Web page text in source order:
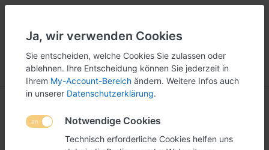
Menü Anmelden Vergleichen Wunschliste Warenkorb
Ja, wir verwenden Cookies
Sie entscheiden, welche Cookies Sie zulassen oder
ablehnen. Ihre Entscheidung können Sie jederzeit in
Ihrem My-Account-Bereich ändern. Weitere Infos auch
in unserer Datenschutzerklärung.
Notwendige Cookies
Technisch erforderliche Cookies helfen uns